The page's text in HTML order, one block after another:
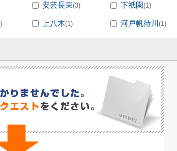
安芸長束(3) 下祇園(1)
上八木(1) 河戸帆待川 (1)